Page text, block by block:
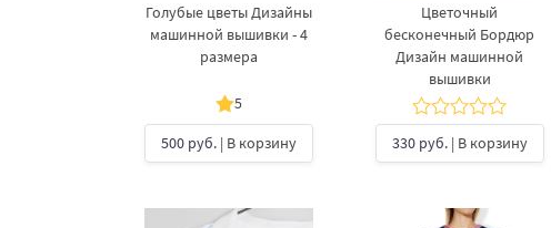
Голубые цветы Дизайны
машинной вышивки - 4
размера
5
500 руб.| В корзину
Цветочный
бесконечный Бордюр
Дизайн машинной
вышивки
330 руб.| В корзину